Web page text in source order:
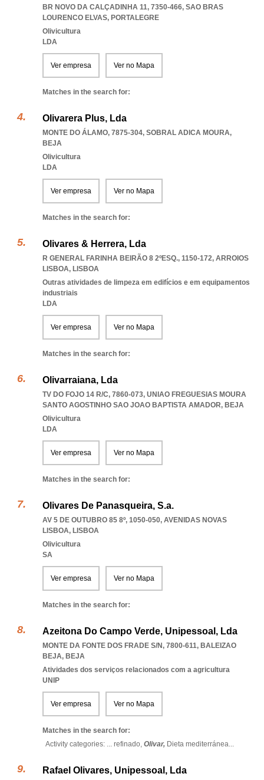
BR NOVO DA CALÇADINHA 11, 7350-466, SAO BRAS
LOURENCO ELVAS, PORTALEGRE
Olivicultura
LDA
Ver empresa Ver no Mapa
Matches in the search for:
Olivarera Plus, Lda
MONTE DO ÁLAMO, 7875-304, SOBRAL ADICA MOURA,
BEJA
Olivicultura
LDA
Ver empresa Ver no Mapa
Matches in the search for:
Olivares & Herrera, Lda
R GENERAL FARINHA BEIRÃO 8 2ºESQ., 1150-172, ARROIOS
LISBOA, LISBOA
Outras atividades de limpeza em edifícios e em equipamentos
industriais
LDA
Ver empresa Ver no Mapa
Matches in the search for:
Olivarraiana, Lda
TV DO FOJO 14 R/C, 7860-073, UNIAO FREGUESIAS MOURA
SANTO AGOSTINHO SAO JOAO BAPTISTA AMADOR, BEJA
Olivicultura
LDA
Ver empresa Ver no Mapa
Matches in the search for:
Olivares De Panasqueira, S.a.
AV 5 DE OUTUBRO 85 8º, 1050-050, AVENIDAS NOVAS
LISBOA, LISBOA
Olivicultura
SA
Ver empresa Ver no Mapa
Matches in the search for:
Azeitona Do Campo Verde, Unipessoal, Lda
MONTE DA FONTE DOS FRADE S/N, 7800-611, BALEIZAO
BEJA, BEJA
Atividades dos serviços relacionados com a agricultura
UNIP
Ver empresa Ver no Mapa
Matches in the search for:
Activity categories: ... refinado, Olivar, Dieta mediterránea...
Rafael Olivares, Unipessoal, Lda